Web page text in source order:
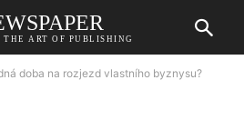
THE ART OF PUBLISHING
doba na rozjezd vlastního byznysu?